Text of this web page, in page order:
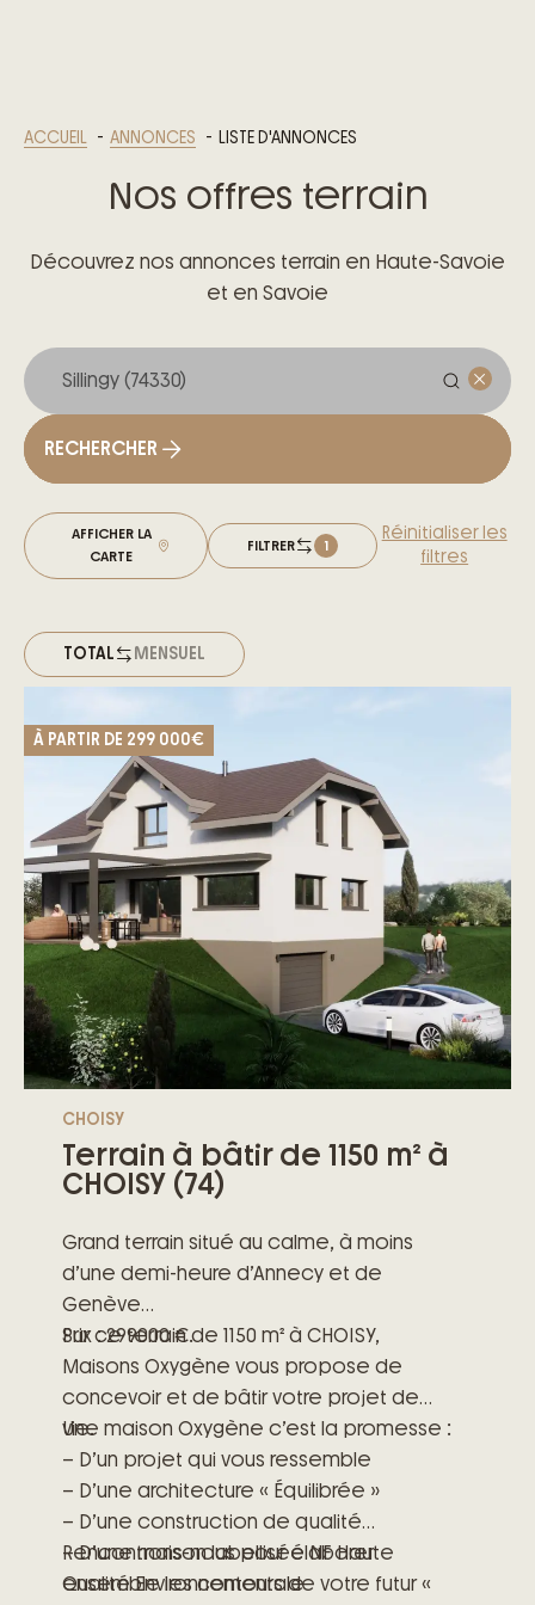
ACCUEIL ANNONCES LISTE D'ANNONCES
Nos offres terrain
Découvrez nos annonces terrain en Haute-Savoie
et en Savoie
RECHERCHER
AFFICHER LA
CARTE
FILTRER 1
Réinitialiser les
filtres
TOTAL MENSUEL
À PARTIR DE 299 000€
CHOISY
Terrain à bâtir de 1150 m² à
CHOISY (74)
Grand terrain situé au calme, à moins
d’une demi-heure d’Annecy et de
Genève
Prix : 299000 €.
Sur ce terrain de 1150 m² à CHOISY,
Maisons Oxygène vous propose de
concevoir et de bâtir votre projet de
vie.
Une maison Oxygène c’est la promesse :
– D’un projet qui vous ressemble
– D’une architecture « Équilibrée »
– D’une construction de qualité
– D’une maison labellisée NF Haute
Qualité Environnementale
Rencontrons-nous pour élaborer
ensemble les contours de votre futur «